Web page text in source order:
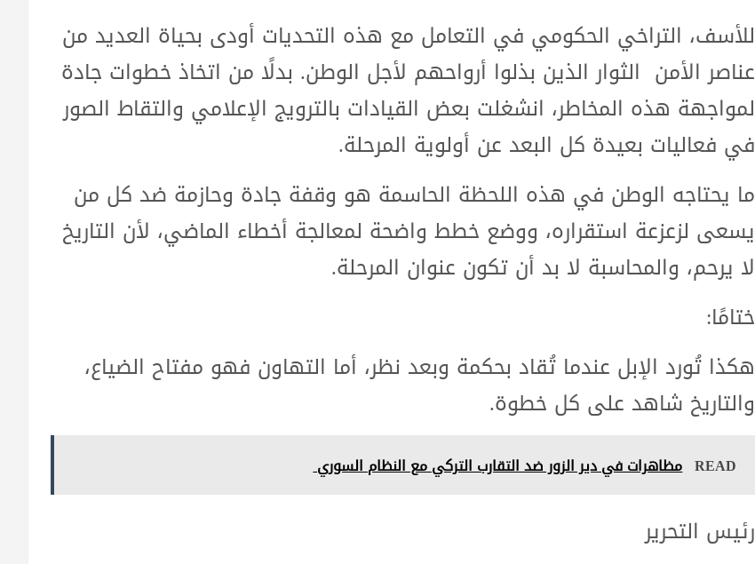
للأسف، التراخي الحكومي في التعامل مع هذه التحديات أودى بحياة العديد من
عناصر الأمن الثوار الذين بذلوا أرواحهم لأجل الوطن. بدلًا من اتخاذ خطوات جادة
لمواجهة هذه المخاطر، انشغلت بعض القيادات بالترويج الإعلامي والتقاط الصور
في فعاليات بعيدة كل البعد عن أولوية المرحلة.
ما يحتاجه الوطن في هذه اللحظة الحاسمة هو وقفة جادة وحازمة ضد كل من
يسعى لزعزعة استقراره، ووضع خطط واضحة لمعالجة أخطاء الماضي، لأن التاريخ
لا يرحم، والمحاسبة لا بد أن تكون عنوان المرحلة.
ختامًا:
هكذا تُورد الإبل عندما تُقاد بحكمة وبعد نظر، أما التهاون فهو مفتاح الضياع،
والتاريخ شاهد على كل خطوة.
READ مظاهرات في دير الزور ضد التقارب التركي مع النظام السوري
رئيس التحرير